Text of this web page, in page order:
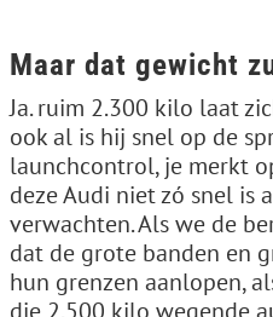
Maar dat gewicht
Ja. ruim 2.300 kilo laat
ook al is hij snel op de
launchcontrol, je merkt
deze Audi niet zó snel is
verwachten. Als we de
dat de grote banden en
hun grenzen aanlopen,